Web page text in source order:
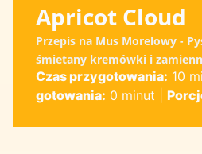
Apricot Cloud
Przepis na Mus Morelowy -
śmietany kremówki i
Czas przygotowania: 10
gotowania: 0 minut